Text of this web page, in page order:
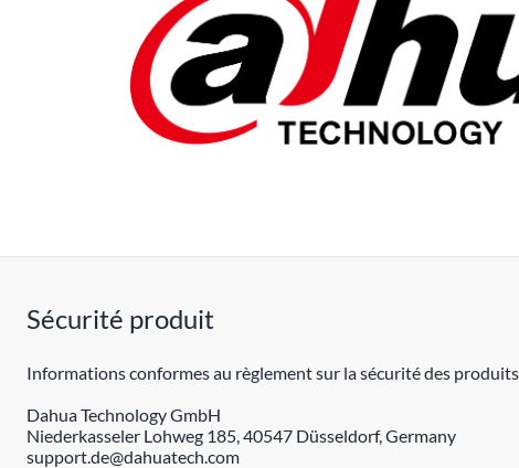
Sécurité produit
Informations conformes au règlement sur la sécurité des
Dahua Technology GmbH
Niederkasseler Lohweg 185, 40547 Düsseldorf, Germany
support.de@dahuatech.com